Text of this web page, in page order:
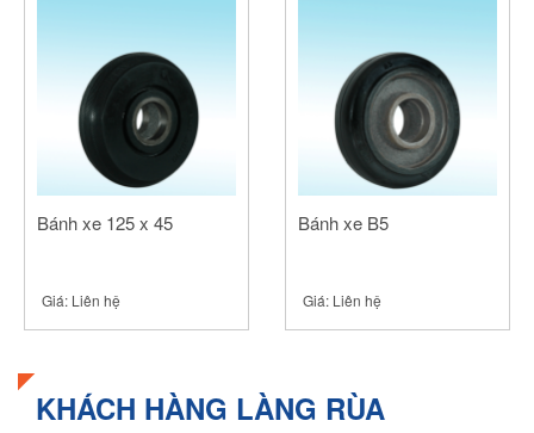
Bánh xe 125 x 45
Giá: Liên hệ
Bánh xe B5
Giá: Liên hệ
KHÁCH HÀNG LÀNG RÙA